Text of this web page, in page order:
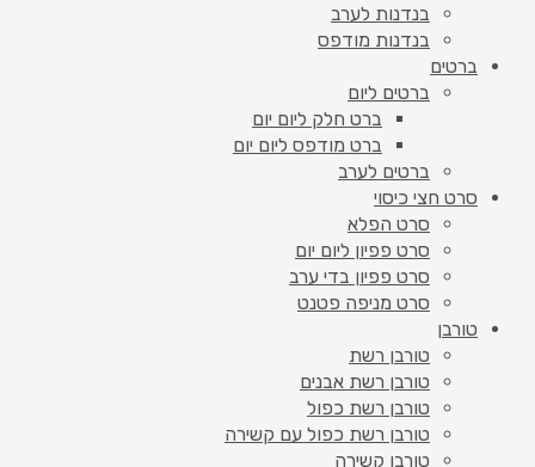
בנדנות לערב
בנדנות מודפס
ברטים
ברטים ליום
ברט חלק ליום יום
ברט מודפס ליום יום
ברטים לערב
סרט חצי כיסוי
סרט הפלא
סרט פפיון ליום יום
סרט פפיון בדי ערב
סרט מניפה פטנט
טורבן
טורבן רשת
טורבן רשת אבנים
טורבן רשת כפול
טורבן רשת כפול עם קשירה
טורבן קשירה